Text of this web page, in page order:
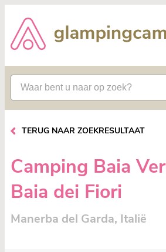
TERUG NAAR ZOEKRESULTAAT
Camping Baia
Baia dei Fiori
Manerba del Garda, Italië